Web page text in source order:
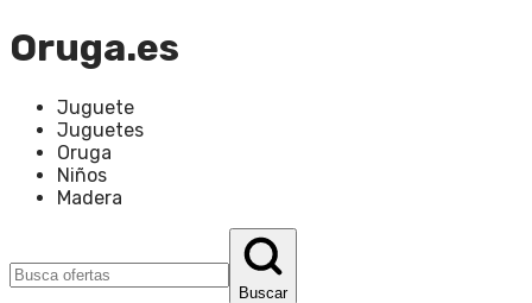
Oruga.es
Juguete
Juguetes
Oruga
Niños
Madera
Buscar